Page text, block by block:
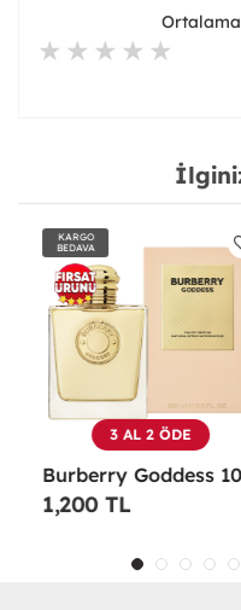
KARGO
BEDAVA
3 AL 2 ÖDE
Burberry
1,200 TL